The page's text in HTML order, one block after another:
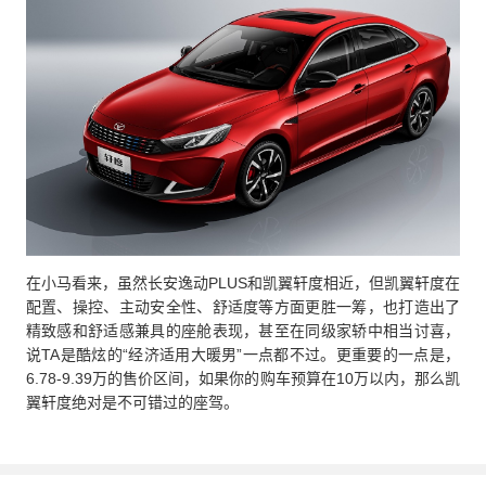
在小马看来，虽然长安逸动PLUS和凯翼轩度相近，但凯翼轩度在
配置、操控、主动安全性、舒适度等方面更胜一筹，也打造出了
精致感和舒适感兼具的座舱表现，甚至在同级家轿中相当讨喜，
说TA是酷炫的“经济适用大暖男”一点都不过。更重要的一点是，
6.78-9.39万的售价区间，如果你的购车预算在10万以内，那么凯
翼轩度绝对是不可错过的座驾。